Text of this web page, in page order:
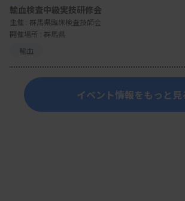
輸血検査中級実技研修会
主催 : 群馬県臨床検査技師会
開催場所 : 群馬県
輸血
イベント情報をもっと見